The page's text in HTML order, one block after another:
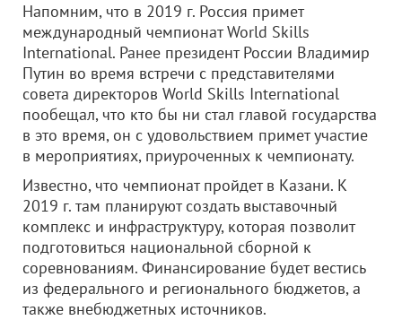
Напомним, что в 2019 г. Россия примет
международный чемпионат World Skills
International. Ранее президент России Владимир
Путин во время встречи с представителями
совета директоров World Skills International
пообещал, что кто бы ни стал главой государства
в это время, он с удовольствием примет участие
в мероприятиях, приуроченных к чемпионату.
Известно, что чемпионат пройдет в Казани. К
2019 г. там планируют создать выставочный
комплекс и инфраструктуру, которая позволит
подготовиться национальной сборной к
соревнованиям. Финансирование будет вестись
из федерального и регионального бюджетов, а
также внебюджетных источников.